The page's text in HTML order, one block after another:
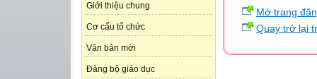
Giới thiệu chung
Cơ cấu tổ chức
Văn bản mới
Đảng bộ giáo dục
Mở trang
Quay trở lại